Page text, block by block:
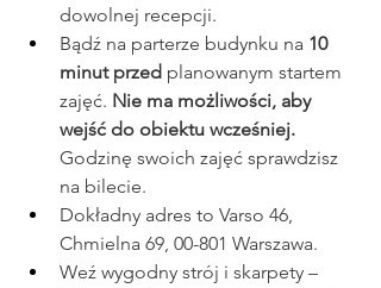
dowolnej recepcji.
Bądź na parterze budynku na 10
minut przed planowanym startem
zajęć. Nie ma możliwości, aby
wejść do obiektu wcześniej.
Godzinę swoich zajęć sprawdzisz
na bilecie.
Dokładny adres to Varso 46,
Chmielna 69, 00-801 Warszawa.
Weź wygodny strój i skarpety –